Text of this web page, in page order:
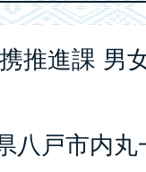
推進課 男
戸市内丸